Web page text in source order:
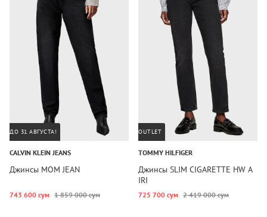
ДО 31 АВГУСТА!
CALVIN KLEIN JEANS
Джинсы MOM JEAN
743 600 сум 1 859 000 сум
OUTLET
TOMMY HILFIGER
Джинсы SLIM CIGARETTE HW A
IRI
725 700 сум 2 419 000 сум